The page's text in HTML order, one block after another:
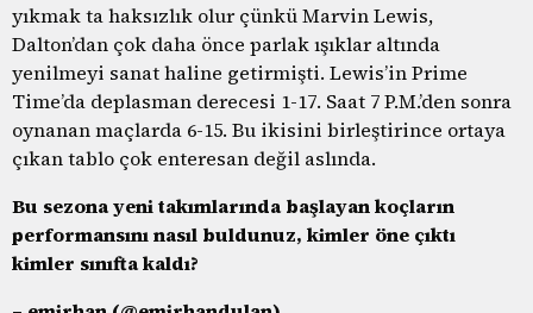
yıkmak ta haksızlık olur çünkü Marvin Lewis,
Dalton’dan çok daha önce parlak ışıklar altında
yenilmeyi sanat haline getirmişti. Lewis’in Prime
Time’da deplasman derecesi 1-17. Saat 7 P.M.’den sonra
oynanan maçlarda 6-15. Bu ikisini birleştirince ortaya
çıkan tablo çok enteresan değil aslında.
Bu sezona yeni takımlarında başlayan koçların
performansını nasıl buldunuz, kimler öne çıktı
kimler sınıfta kaldı?